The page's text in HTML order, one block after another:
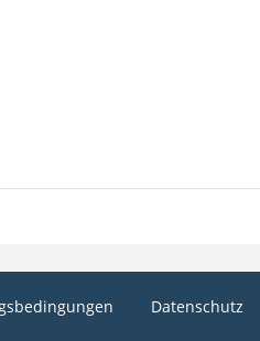
Datenschutz